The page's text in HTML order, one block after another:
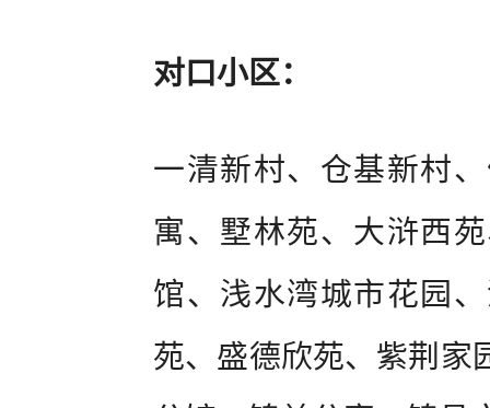
对口小区：
一清新村、仓基新村
寓、墅林苑、大浒西
馆、浅水湾城市花园
苑、盛德欣苑、紫荆家